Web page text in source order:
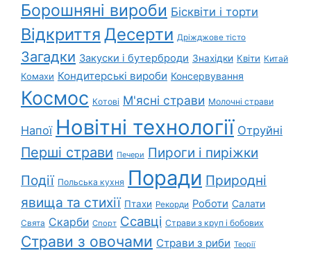
Борошняні вироби Бісквіти і торти
Відкриття Десерти Дріжджове тісто
Загадки Закуски і бутерброди Знахідки Квіти Китай
Комахи Кондитерські вироби Консервування
Космос Котові М'ясні страви Молочні страви
Напої Новітні технології Отруйні
Перші страви Печери Пироги і пиріжки
Події Польська кухня Поради Природні
явища та стихії Птахи Рекорди Роботи Салати
Свята Скарби Спорт Ссавці Страви з круп і бобових
Страви з овочами Страви з риби Теорії